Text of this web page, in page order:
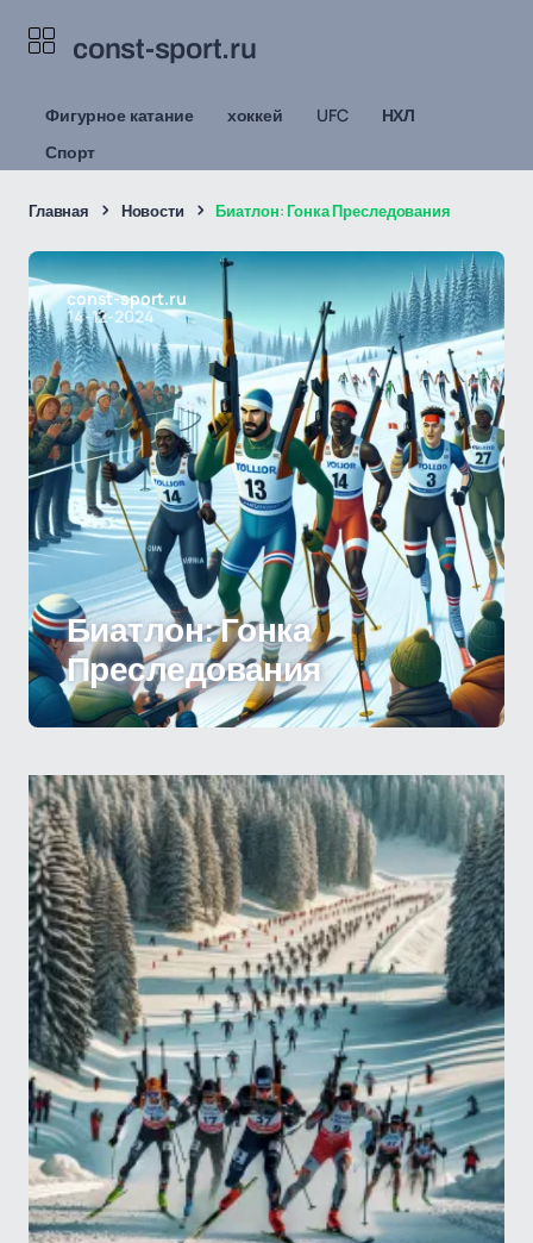
const-sport.ru
Фигурное катание хоккей UFC
НХЛ
Спорт
Главная Новости Биатлон: Гонка Преследования
const-sport.ru
14-12-2024
Биатлон: Гонка
Преследования